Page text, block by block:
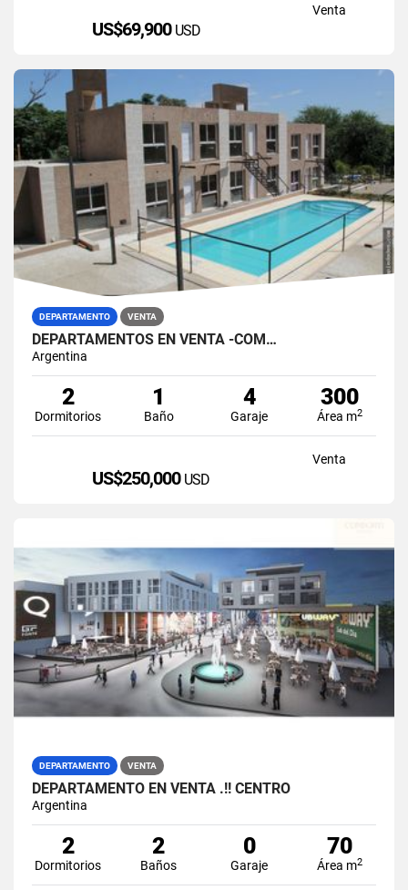
Venta
US$69,900 USD
DEPARTAMENTO VENTA
DEPARTAMENTOS EN VENTA -COM…
Argentina
2
Dormitorios
1
Baño
4
Garaje
300
Área m2
Venta
US$250,000 USD
DEPARTAMENTO VENTA
DEPARTAMENTO EN VENTA .!! CENTRO
Argentina
2
Dormitorios
2
Baños
0
Garaje
70
Área m2